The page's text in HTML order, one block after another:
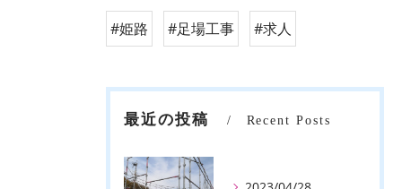
#姫路 #足場工事 #求人
最近の投稿 Recent Posts